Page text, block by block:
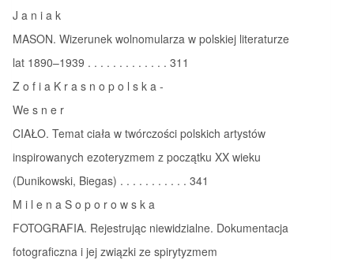
J a n i a k
MASON. Wizerunek wolnomularza w polskiej literaturze
lat 1890–1939 . . . . . . . . . . . . . 311
Z o f i a K r a s n o p o l s k a ‑
We s n e r
CIAŁO. Temat ciała w twórczości polskich artystów
inspirowanych ezoteryzmem z początku XX wieku
(Dunikowski, Biegas) . . . . . . . . . . . 341
M i l e n a S o p o r o w s k a
FOTOGRAFIA. Rejestrując niewidzialne. Dokumentacja
fotograficzna i jej związki ze spirytyzmem